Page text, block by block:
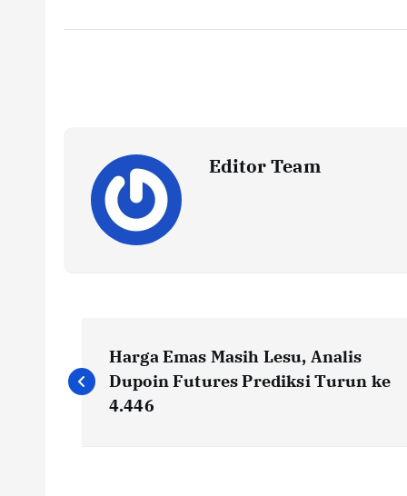
Editor Team
o
Harga Emas Masih Lesu, Analis
Dupoin Futures Prediksi Turun ke
4.446